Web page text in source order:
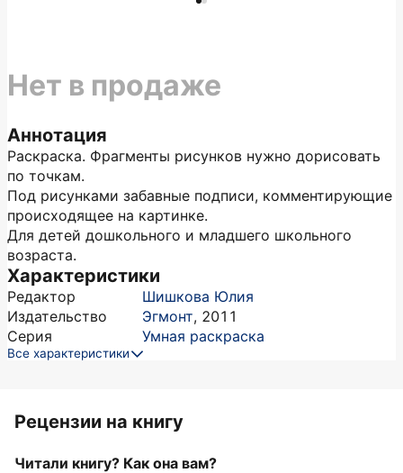
Аннотация
Раскраска. Фрагменты рисунков нужно дорисовать
по точкам.
Под рисунками забавные подписи, комментирующие
происходящее на картинке.
Для детей дошкольного и младшего школьного
возраста.
Характеристики
Редактор
Шишкова Юлия
Издательство
Эгмонт, 2011
Серия
Умная раскраска
Все характеристики
Нет в продаже
Рецензии на книгу
Читали книгу? Как она вам?